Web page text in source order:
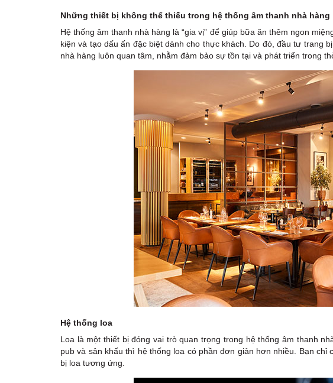
Những thiết bị không thể thiếu trong hệ thống âm thanh nhà hàng
Hệ thống âm thanh nhà hàng là “gia vị” để giúp bữa ăn thêm ngon
kiện và tạo dấu ấn đặc biệt dành cho thực khách. Do đó, đầu tư trang
nhà hàng luôn quan tâm, nhằm đảm bảo sự tồn tại và phát triển trong
Hệ thống loa
Loa là một thiết bị đóng vai trò quan trọng trong hệ thống âm thanh
pub và sân khấu thì hệ thống loa có phần đơn giản hơn nhiều. Bạn
bị loa tương ứng.